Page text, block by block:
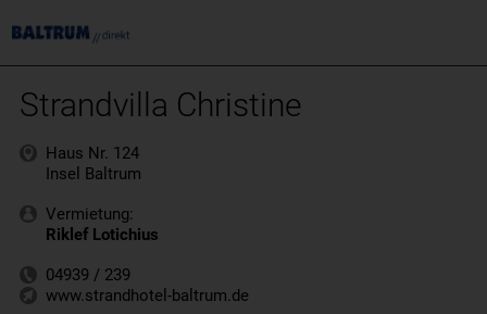
Strandvilla Christine
Haus Nr. 124
Insel Baltrum
Vermietung:
Riklef Lotichius
04939 / 239
www.strandhotel-baltrum.de